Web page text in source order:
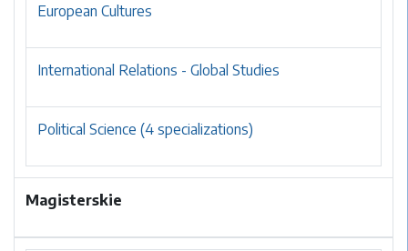
European Cultures
International Relations - Global Studies
Political Science (4 specializations)
Magisterskie